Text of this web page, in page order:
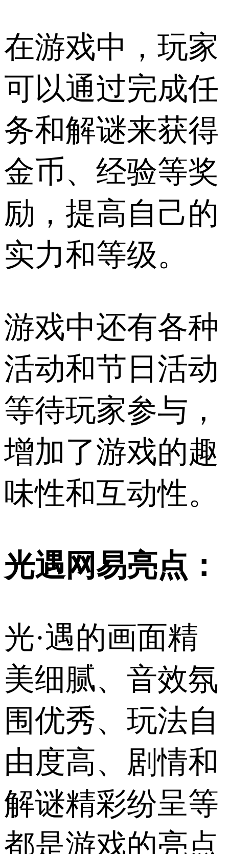
在游戏中，玩家
可以通过完成任
务和解谜来获得
金币、经验等奖
励，提高自己的
实力和等级。
游戏中还有各种
活动和节日活动
等待玩家参与，
增加了游戏的趣
味性和互动性。
光遇网易亮点：
光·遇的画面精
美细腻、音效氛
围优秀、玩法自
由度高、剧情和
解谜精彩纷呈等
都是游戏的亮点